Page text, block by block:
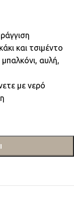
και τσιμέντο
αυλή,
με νερό